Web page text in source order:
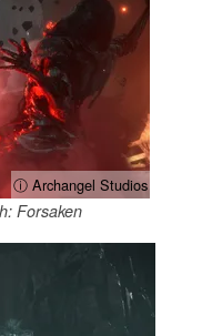
ⓘ Archangel Studios
Forsaken